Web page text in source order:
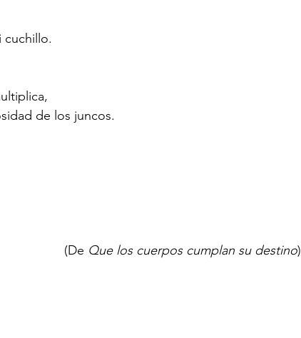
cuchillo.
de los juncos.
										(De
Que los cuerpos cumplan su destino)